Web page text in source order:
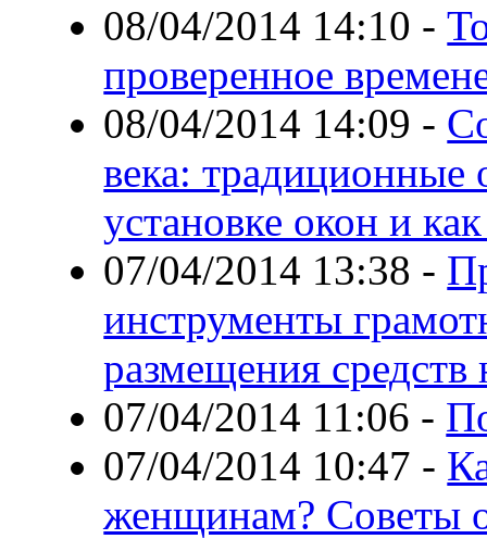
08/04/2014 14:10 -
проверенное
08/04/2014 14:09 -
века:
установке окон и
07/04/2014 13:38 -
инструменты
размещения средств
07/04/2014 11:06 -
07/04/2014 10:47 -
женщинам? Советы